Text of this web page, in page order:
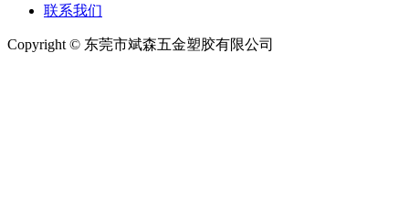
联系我们
Copyright © 东莞市斌森五金塑胶有限公司